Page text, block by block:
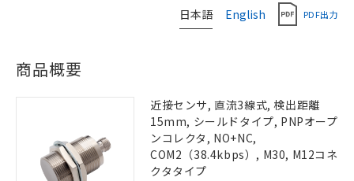
日本語 English PDF出力
商品概要
近接センサ, 直流3線式, 検出距離
15mm, シールドタイプ, PNPオープ
ンコレクタ, NO+NC,
COM2（38.4kbps）, M30, M12コネ
クタタイプ